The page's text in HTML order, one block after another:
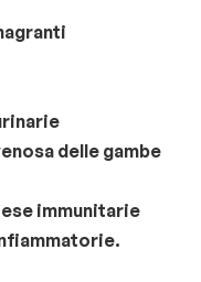
delle gambe
immunitarie